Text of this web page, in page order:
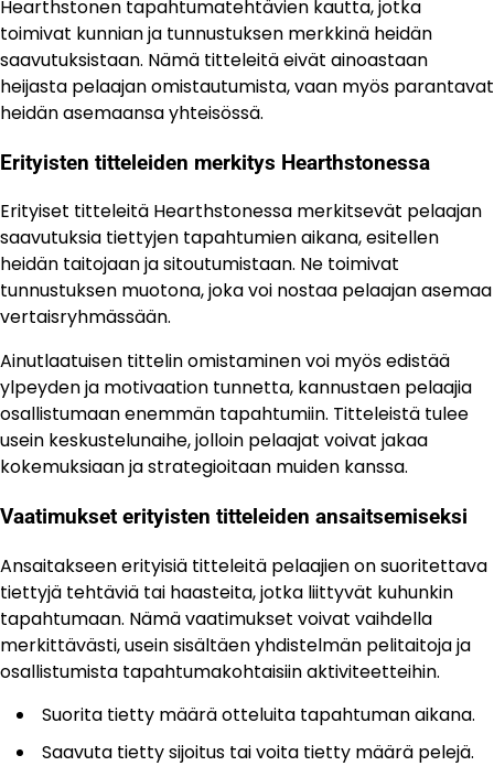
Hearthstonen tapahtumatehtävien kautta, jotka
toimivat kunnian ja tunnustuksen merkkinä heidän
saavutuksistaan. Nämä titteleitä eivät ainoastaan
heijasta pelaajan omistautumista, vaan myös parantavat
heidän asemaansa yhteisössä.
Erityisten titteleiden merkitys Hearthstonessa
Erityiset titteleitä Hearthstonessa merkitsevät pelaajan
saavutuksia tiettyjen tapahtumien aikana, esitellen
heidän taitojaan ja sitoutumistaan. Ne toimivat
tunnustuksen muotona, joka voi nostaa pelaajan asemaa
vertaisryhmässään.
Ainutlaatuisen tittelin omistaminen voi myös edistää
ylpeyden ja motivaation tunnetta, kannustaen pelaajia
osallistumaan enemmän tapahtumiin. Titteleistä tulee
usein keskustelunaihe, jolloin pelaajat voivat jakaa
kokemuksiaan ja strategioitaan muiden kanssa.
Vaatimukset erityisten titteleiden ansaitsemiseksi
Ansaitakseen erityisiä titteleitä pelaajien on suoritettava
tiettyjä tehtäviä tai haasteita, jotka liittyvät kuhunkin
tapahtumaan. Nämä vaatimukset voivat vaihdella
merkittävästi, usein sisältäen yhdistelmän pelitaitoja ja
osallistumista tapahtumakohtaisiin aktiviteetteihin.
Suorita tietty määrä otteluita tapahtuman aikana.
Saavuta tietty sijoitus tai voita tietty määrä pelejä.